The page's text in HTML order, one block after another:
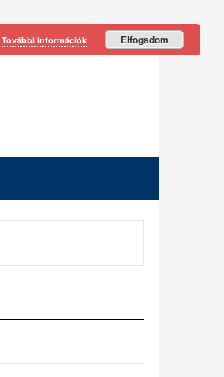
További információk Elfogadom